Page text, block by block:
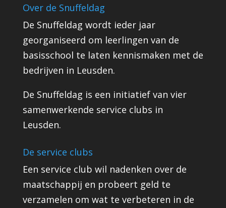
Over de Snuffeldag
De Snuffeldag wordt ieder jaar
georganiseerd om leerlingen van de
basisschool te laten kennismaken met de
bedrijven in Leusden.
De Snuffeldag is een initiatief van vier
samenwerkende service clubs in
Leusden.
De service clubs
Een service club wil nadenken over de
maatschappij en probeert geld te
verzamelen om wat te verbeteren in de